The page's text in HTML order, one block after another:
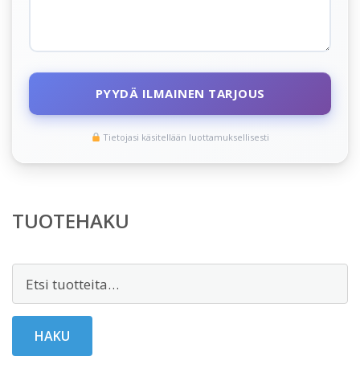
PYYDÄ ILMAINEN TARJOUS
Tietojasi käsitellään luottamuksellisesti
TUOTEHAKU
HAKU